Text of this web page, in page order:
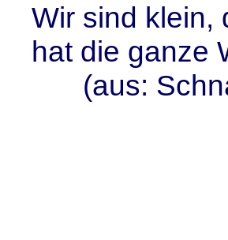
Wir sind klein,
hat die ganze
(aus: